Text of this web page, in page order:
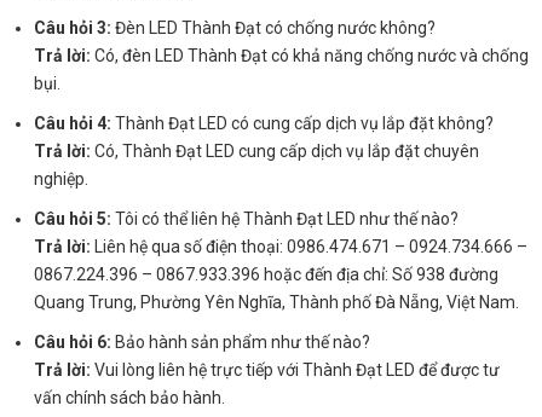
Câu hỏi 3: Đèn LED Thành Đạt có chống nước không?
Trả lời: Có, đèn LED Thành Đạt có khả năng chống nước và chống
bụi.
Câu hỏi 4: Thành Đạt LED có cung cấp dịch vụ lắp đặt không?
Trả lời: Có, Thành Đạt LED cung cấp dịch vụ lắp đặt chuyên
nghiệp.
Câu hỏi 5: Tôi có thể liên hệ Thành Đạt LED như thế nào?
Trả lời: Liên hệ qua số điện thoại: 0986.474.671 – 0924.734.666 –
0867.224.396 – 0867.933.396 hoặc đến địa chỉ: Số 938 đường
Quang Trung, Phường Yên Nghĩa, Thành phố Đà Nẵng, Việt Nam.
Câu hỏi 6: Bảo hành sản phẩm như thế nào?
Trả lời: Vui lòng liên hệ trực tiếp với Thành Đạt LED để được tư
vấn chính sách bảo hành.